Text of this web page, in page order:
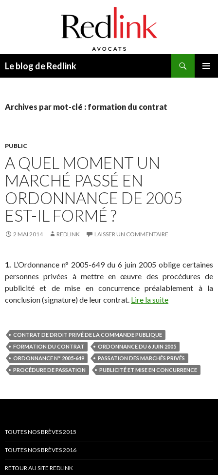
Le blog de Redlink
Archives par mot-clé : formation du contrat
PUBLIC
A QUEL MOMENT UN
MARCHÉ PASSÉ EN
ORDONNANCE DE 2005
EST-IL FORMÉ ?
2 MAI 2014 REDLINK LAISSER UN COMMENTAIRE
1. L’Ordonnance n° 2005-649 du 6 juin 2005 oblige certaines
personnes privées à mettre en œuvre des procédures de
publicité et de mise en concurrence préalablement à la
conclusion (signature) de leur contrat. Lire la suite
CONTRAT DE DROIT PRIVÉ DE LA COMMANDE PUBLIQUE
FORMATION DU CONTRAT
ORDONNANCE DU 6 JUIN 2005
ORDONNANCE N° 2005-649
PASSATION DES MARCHÉS PRIVÉS
PROCÉDURE DE PASSATION
PUBLICITÉ ET MISE EN CONCURRENCE
TOUTES NOS BRÈVES 2015
TOUTES NOS BRÈVES 2016
RETOUR AU SITE REDLINK